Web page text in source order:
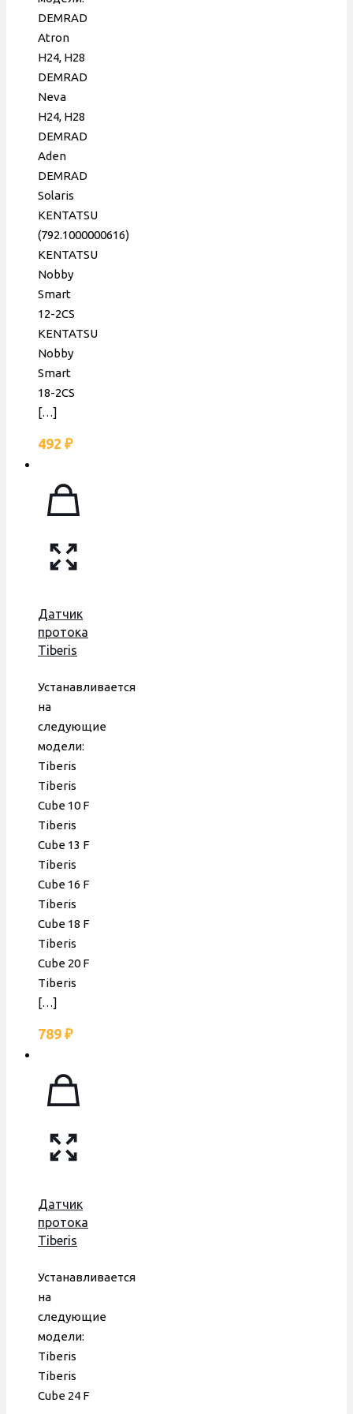
DEMRAD
Atron
H24, H28
DEMRAD
Neva
H24, H28
DEMRAD
Aden
DEMRAD
Solaris
KENTATSU
(792.1000000616)
KENTATSU
Nobby
Smart
12-2CS
KENTATSU
Nobby
Smart
18-2CS
[…]
492 ₽
Датчик
протока
Tiberis
24F,
латунная
гидрогруппа,
306212003
Устанавливается
на
следующие
модели:
Tiberis
Tiberis
Cube 10 F
Tiberis
Cube 13 F
Tiberis
Cube 16 F
Tiberis
Cube 18 F
Tiberis
Cube 20 F
Tiberis
[…]
789 ₽
Датчик
протока
Tiberis
24F, для
пластиковой
гидрогруппы,
306225001
Устанавливается
на
следующие
модели:
Tiberis
Tiberis
Cube 24 F